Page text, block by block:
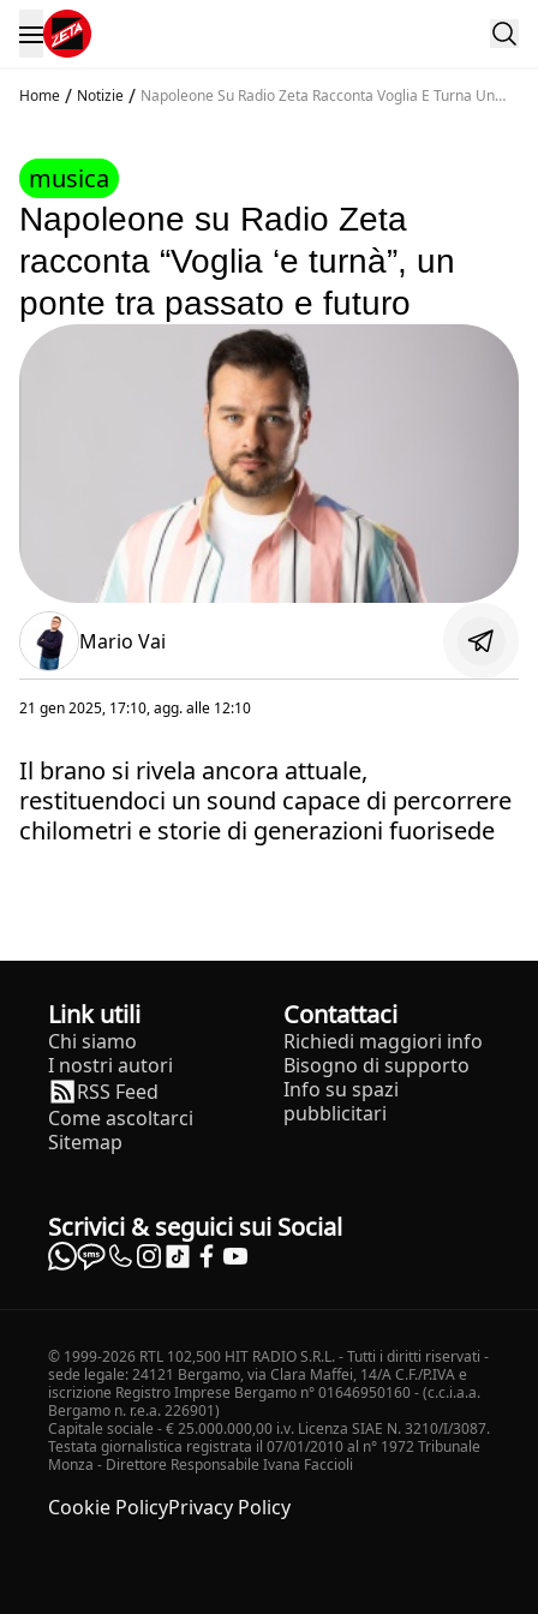
Home / Notizie / Napoleone Su Radio Zeta Racconta Voglia E Turna Un
musica
Napoleone su Radio Zeta
racconta “Voglia ‘e turnà”, un
ponte tra passato e futuro
Mario Vai
21 gen 2025, 17:10, agg. alle 12:10
Il brano si rivela ancora attuale,
restituendoci un sound capace di percorrere
chilometri e storie di generazioni fuorisede
Link utili
Chi siamo
I nostri autori
RSS Feed
Come ascoltarci
Sitemap
Contattaci
Richiedi maggiori info
Bisogno di supporto
Info su spazi
pubblicitari
Scrivici & seguici sui Social
© 1999-2026 RTL 102,500 HIT RADIO S.R.L. - Tutti i diritti riservati -
sede legale: 24121 Bergamo, via Clara Maffei, 14/A C.F./P.IVA e
iscrizione Registro Imprese Bergamo n° 01646950160 - (c.c.i.a.a.
Bergamo n. r.e.a. 226901)
Capitale sociale - € 25.000.000,00 i.v. Licenza SIAE N. 3210/I/3087.
Testata giornalistica registrata il 07/01/2010 al n° 1972 Tribunale
Monza - Direttore Responsabile Ivana Faccioli
Cookie PolicyPrivacy Policy